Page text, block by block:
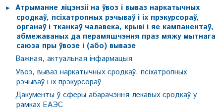
Атрыманне ліцэнзіі на ўвоз і вываз наркатычных
сродкаў, псіхатропных рэчываў і іх прэкурсораў,
органаў і тканкаў чалавека, крыві і яе кампанентаў,
абмежаваных да перамяшчэння праз мяжу мытнага
саюза пры ўвозе і (або) вывазе
Важная, актуальная інфармацыя
Увоз, вываз наркатычных сродкаў, псіхатропных
рэчываў і іх прэкурсораў
Дакументы ў сферы абарачэння лекавых сродкаў у
рамках ЕАЭС